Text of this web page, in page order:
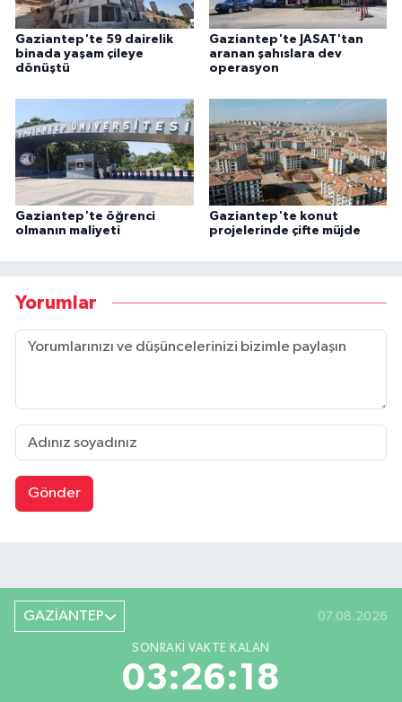
Gaziantep'te 59 dairelik
binada yaşam çileye
dönüştü
Gaziantep'te JASAT'tan
aranan şahıslara dev
operasyon
Gaziantep'te öğrenci
olmanın maliyeti
Gaziantep'te konut
projelerinde çifte müjde
Yorumlar
Gönder
GAZİANTEP 07.08.2026
SONRAKI VAKTE KALAN
03:26:18